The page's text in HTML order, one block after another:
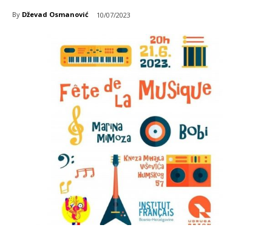
By Dževad Osmanović 10/07/2023